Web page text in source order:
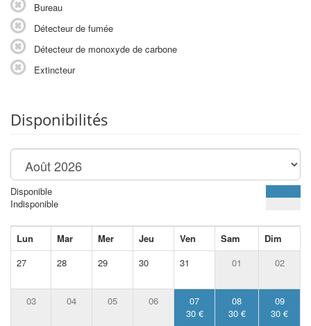
Bureau
Détecteur de fumée
Détecteur de monoxyde de carbone
Extincteur
Disponibilités
Disponible
Indisponible
Lun Mar Mer Jeu Ven Sam
Dim
27
28 29 30 31 01 02
03 04 05 06
07
30 €
08
30 €
09
30 €